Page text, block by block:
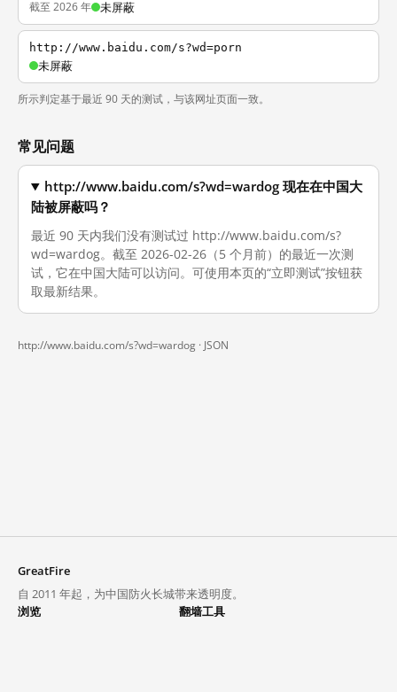
截至 2026 年 未屏蔽
http://www.baidu.com/s?wd=porn
未屏蔽
所示判定基于最近 90 天的测试，与该网址页面一致。
常见问题
http://www.baidu.com/s?wd=wardog 现在在中国大
陆被屏蔽吗？
最近 90 天内我们没有测试过 http://www.baidu.com/s?
wd=wardog。截至 2026-02-26（5 个月前）的最近一次测
试，它在中国大陆可以访问。可使用本页的“立即测试”按钮获
取最新结果。
http://www.baidu.com/s?wd=wardog · JSON
GreatFire
自 2011 年起，为中国防火长城带来透明度。
浏览
翻墙工具